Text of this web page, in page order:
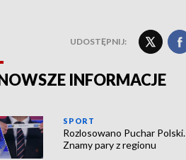
UDOSTĘPNIJ:
INFORMACJE
SPORT
Rozlosowano Puchar Polski.
Znamy pary z regionu